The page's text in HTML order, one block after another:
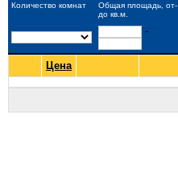
Количество комнат
Общая площадь, от-
до кв.м.
-
Цена